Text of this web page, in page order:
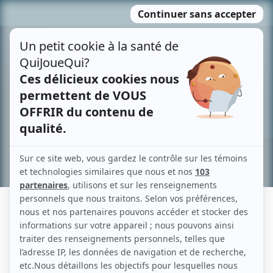
MENU
contenu
Recherche avancée »
VENDÔME TÉLÉVISION
Liens
Fiche de Vendôme Télévision sur Showbizz.net